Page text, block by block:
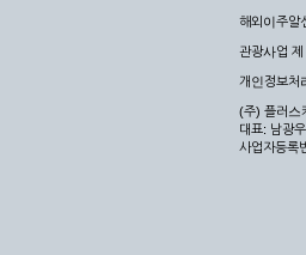
해외이주알
관광사업
개인정보처
(주) 플러스
대표: 남광우
사업자등록